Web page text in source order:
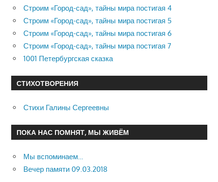
Строим «Город-сад», тайны мира постигая 4
Строим «Город-сад», тайны мира постигая 5
Строим «Город-сад», тайны мира постигая 6
Строим «Город-сад», тайны мира постигая 7
1001 Петербургская сказка
СТИХОТВОРЕНИЯ
Стихи Галины Сергеевны
ПОКА НАС ПОМНЯТ, МЫ ЖИВЁМ
Мы вспоминаем…
Вечер памяти 09.03.2018